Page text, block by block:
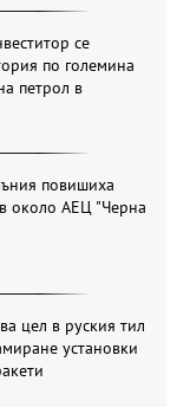
се
по големина
петрол в
повишиха
около АЕЦ "Черна
цел в руския тил
установки